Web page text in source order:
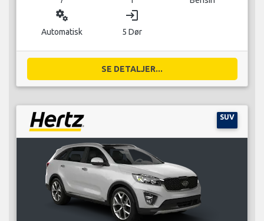
miscellaneous_services
Automatisk
login
5 Dør
SE DETALJER...
SUV